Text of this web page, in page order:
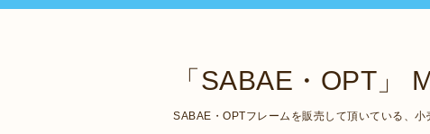
「SABAE・OPT」
SABAE・OPTフレームを販売して頂いている、